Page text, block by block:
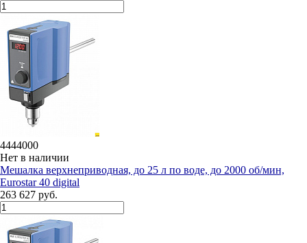
4444000
Нет в наличии
Мешалка верхнеприводная, до 25 л по воде, до 2000 об/мин,
Eurostar 40 digital
263 627 руб.